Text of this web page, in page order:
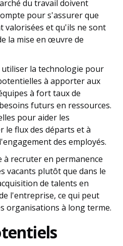
du travail doivent
pour s'assurer que
valorisées et qu'ils ne sont
la mise en œuvre de
utiliser la technologie pour
à apporter aux
à fort taux de
futurs en ressources.
pour aider les
le flux des départs et à
des employés.
recruter en permanence
vacants plutôt que dans le
de talents en
l'entreprise, ce qui peut
organisations à long terme.